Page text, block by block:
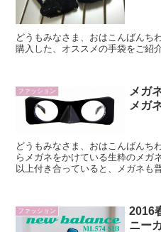
どうもみなさま、おはこんばんちわ！
購入した、オススメの手袋をご紹
ファッション
メガ
メガ
どうもみなさま、おはこんばんちわ！
らメガネをかけている生粋のメガ
以上付き合っていると、メガネも
ファッション
2016
ニー